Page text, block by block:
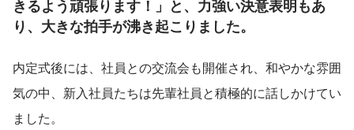
きるよう頑張ります！」 と、力強い決意表明もあ
り、大きな拍手が沸き起こりました。
内定式後には、社員との交流会も開催され、和やかな雰囲
気の中、新入社員たちは先輩社員と積極的に話しかけてい
ました。